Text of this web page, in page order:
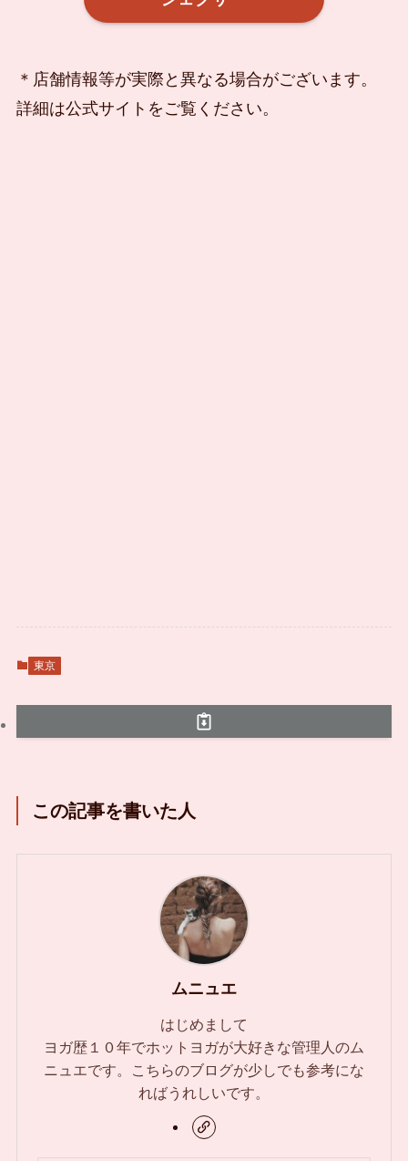
＊店舗情報等が実際と異なる場合がございます。
詳細は公式サイトをご覧ください。
東京
この記事を書いた人
ムニュエ
はじめまして
ヨガ歴１０年でホットヨガが大好きな管理人のム
ニュエです。こちらのブログが少しでも参考にな
ればうれしいです。